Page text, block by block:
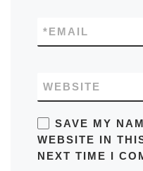
EMAIL
*
WEBSITE
SAVE MY
WEBSITE IN
NEXT TIME I